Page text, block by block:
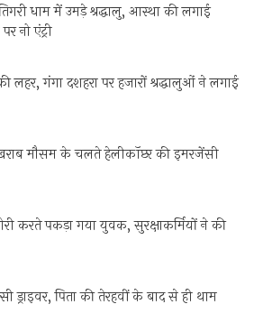
धाम में उमड़े श्रद्धालु, आस्था की लगाई
नो एंट्री
लहर, गंगा दशहरा पर हजारों श्रद्धालुओं ने लगाई
मौसम के चलते हेलीकॉप्टर की इमरजेंसी
करते पकड़ा गया युवक, सुरक्षाकर्मियों ने की
ड्राइवर, पिता की तेरहवीं के बाद से ही थाम